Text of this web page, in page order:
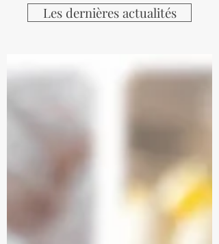
Les dernières actualités